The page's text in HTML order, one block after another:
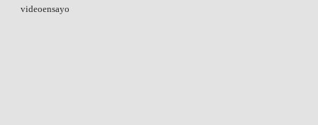
videoensayo